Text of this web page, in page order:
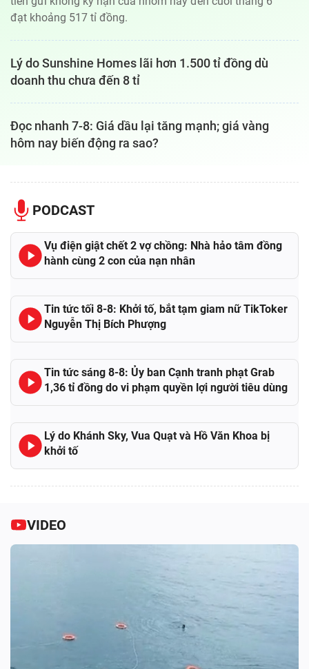
đạt khoảng 517 tỉ đồng.
Lý do Sunshine Homes lãi hơn 1.500 tỉ đồng dù
doanh thu chưa đến 8 tỉ
Đọc nhanh 7-8: Giá dầu lại tăng mạnh; giá vàng
hôm nay biến động ra sao?
PODCAST
Vụ điện giật chết 2 vợ chồng: Nhà hảo tâm đồng
hành cùng 2 con của nạn nhân
Tin tức tối 8-8: Khởi tố, bắt tạm giam nữ TikToker
Nguyễn Thị Bích Phượng
Tin tức sáng 8-8: Ủy ban Cạnh tranh phạt Grab
1,36 tỉ đồng do vi phạm quyền lợi người tiêu dùng
Lý do Khánh Sky, Vua Quạt và Hồ Văn Khoa bị
khởi tố
VIDEO